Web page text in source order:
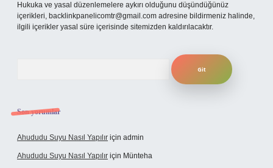
Hukuka ve yasal düzenlemelere aykırı olduğunu düşündüğünüz
içerikleri, backlinkpanelicomtr@gmail.com adresine bildirmeniz halinde,
ilgili içerikler yasal süre içerisinde sitemizden kaldırılacaktır.
Son yorumlar
Ahududu Suyu Nasıl Yapılır için admin
Ahududu Suyu Nasıl Yapılır için Münteha